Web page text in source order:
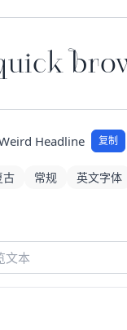
Headline 复制
古 常规 英文字体